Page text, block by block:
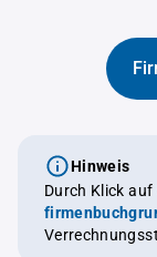
Hinweis
Durch Klick